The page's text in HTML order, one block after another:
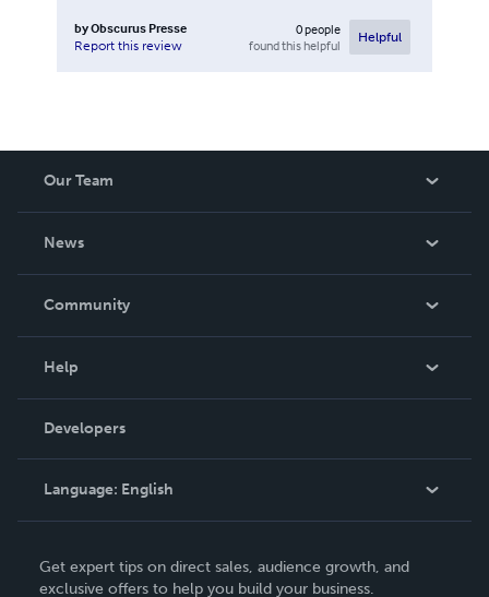
byObscurus Presse
Report this review
0people
found this helpful
Helpful
Our Team
News
In The News
Community
Podcast
Help
Order Lookup
Knowledge Base
Contact Support
Developers
Language: English
Deutsch
Get expert tips on direct sales, audience growth, and
exclusive offers to help you build your business.